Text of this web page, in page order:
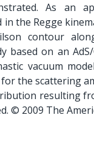
As an
the Regge
contour
based on an
vacuum
the scattering
resulting
© 2009 The